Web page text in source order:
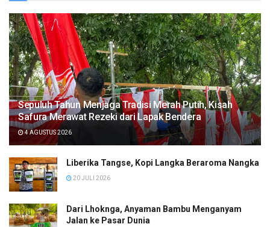
Sepuluh Tahun Menjaga Tradisi Merah Putih, Kisah
Safura Merawat Rezeki dari Lapak Bendera
4 AGUSTUS 2026
Liberika Tangse, Kopi Langka Beraroma Nangka
20 JULI 2026
Dari Lhoknga, Anyaman Bambu Menganyam
Jalan ke Pasar Dunia